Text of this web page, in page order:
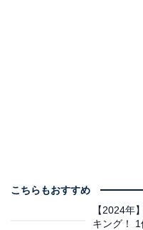
こちらもおすすめ
【2024年
キング！